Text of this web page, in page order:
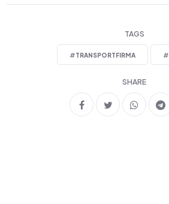
TAGS
#TRANSPORTFIRMA #
SHARE